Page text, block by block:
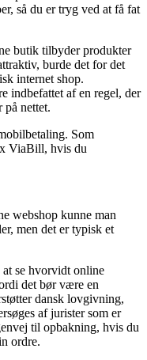
så du er tryg ved at få fat
butik tilbyder produkter
burde det for det
internet shop.
indbefattet af en regel, der
nettet.
Som
ViaBill, hvis du
webshop kunne man
men det er typisk et
se hvorvidt online
det bør være en
dansk lovgivning,
af jurister som er
til opbakning, hvis du
ordre.